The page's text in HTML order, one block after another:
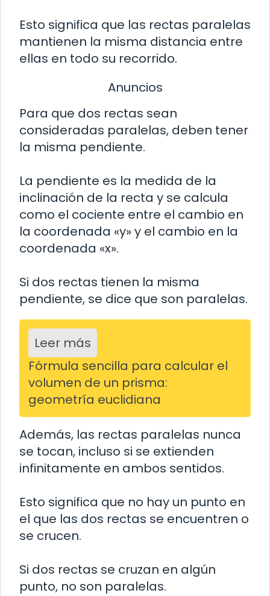
Esto significa que las rectas paralelas
mantienen la misma distancia entre
ellas en todo su recorrido.
Anuncios
Para que dos rectas sean
consideradas paralelas, deben tener
la misma pendiente.
La pendiente es la medida de la
inclinación de la recta y se calcula
como el cociente entre el cambio en
la coordenada «y» y el cambio en la
coordenada «x».
Si dos rectas tienen la misma
pendiente, se dice que son paralelas.
Leer más
Fórmula sencilla para calcular el
volumen de un prisma:
geometría euclidiana
Además, las rectas paralelas nunca
se tocan, incluso si se extienden
infinitamente en ambos sentidos.
Esto significa que no hay un punto en
el que las dos rectas se encuentren o
se crucen.
Si dos rectas se cruzan en algún
punto, no son paralelas.